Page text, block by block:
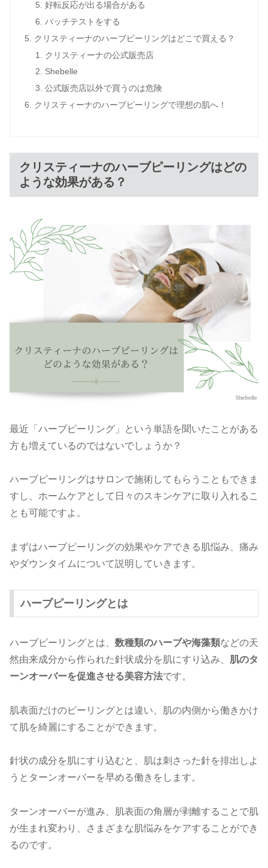
好転反応が出る場合がある
パッチテストをする
クリスティーナのハーブピーリングはどこで買える？
クリスティーナの公式販売店
Shebelle
公式販売店以外で買うのは危険
クリスティーナのハーブピーリングで理想の肌へ！
クリスティーナのハーブピーリングはどの
ような効果がある？
最近「ハーブピーリング」という単語を聞いたことがある
方も増えているのではないでしょうか？
ハーブピーリングはサロンで施術してもらうこともできま
すし、ホームケアとして日々のスキンケアに取り入れるこ
とも可能ですよ。
まずはハーブピーリングの効果やケアできる肌悩み、痛み
やダウンタイムについて説明していきます。
ハーブピーリングとは
ハーブピーリングとは、 数種類のハーブや海藻類などの天
然由来成分から作られた針状成分を肌にすり込み、 肌のタ
ーンオーバーを促進させる美容方法です。
肌表面だけのピーリングとは違い、肌の内側から働きかけ
て肌を綺麗にすることができます。
針状の成分を肌にすり込むと、肌は刺さった針を排出しよ
うとターンオーバーを早める働きをします。
ターンオーバーが進み、肌表面の角層が剥離することで肌
が生まれ変わり、さまざまな肌悩みをケアすることができ
るのです。